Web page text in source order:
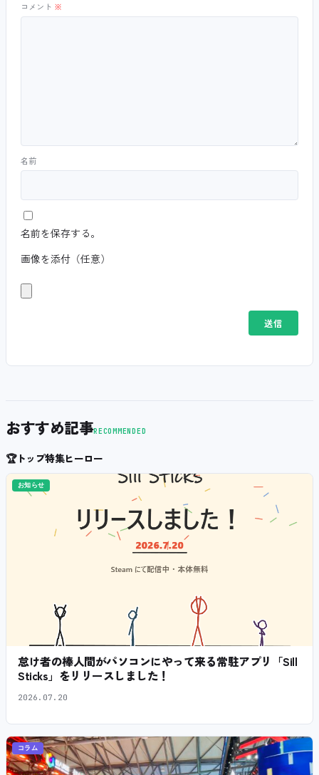
コメント ※
名前
名前を保存する。
画像を添付（任意）
おすすめ記事RECOMMENDED
🏆トップ特集ヒーロー
お知らせ
怠け者の棒人間がパソコンにやって来る常駐アプリ「Sill
Sticks」をリリースしました！
2026.07.20
コラム